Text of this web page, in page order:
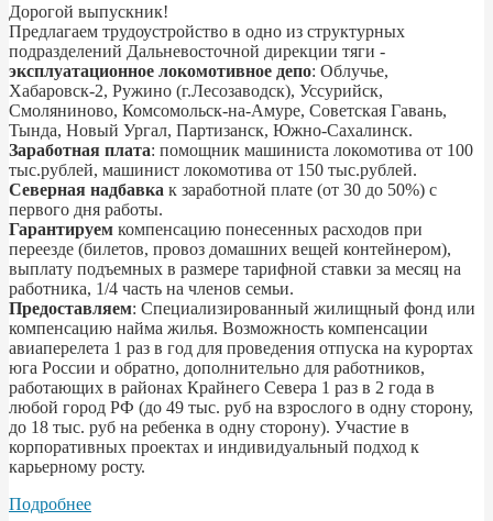
Дорогой выпускник!
Предлагаем трудоустройство в одно из структурных
подразделений Дальневосточной дирекции тяги -
эксплуатационное локомотивное депо: Облучье,
Хабаровск-2, Ружино (г.Лесозаводск), Уссурийск,
Смоляниново, Комсомольск-на-Амуре, Советская Гавань,
Тында, Новый Ургал, Партизанск, Южно-Сахалинск.
Заработная плата: помощник машиниста локомотива от 100
тыс.рублей, машинист локомотива от 150 тыс.рублей.
Северная надбавка к заработной плате (от 30 до 50%) с
первого дня работы.
Гарантируем компенсацию понесенных расходов при
переезде (билетов, провоз домашних вещей контейнером),
выплату подъемных в размере тарифной ставки за месяц на
работника, 1/4 часть на членов семьи.
Предоставляем: Специализированный жилищный фонд или
компенсацию найма жилья. Возможность компенсации
авиаперелета 1 раз в год для проведения отпуска на курортах
юга России и обратно, дополнительно для работников,
работающих в районах Крайнего Севера 1 раз в 2 года в
любой город РФ (до 49 тыс. руб на взрослого в одну сторону,
до 18 тыс. руб на ребенка в одну сторону). Участие в
корпоративных проектах и индивидуальный подход к
карьерному росту.
Подробнее